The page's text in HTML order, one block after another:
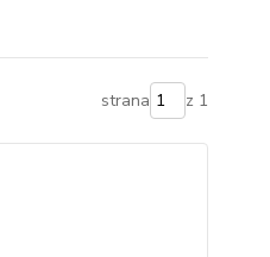
strana z 1